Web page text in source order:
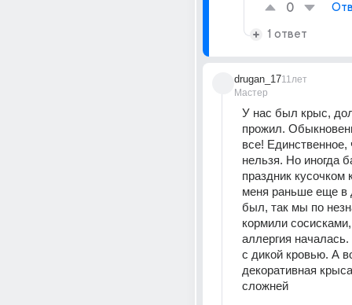
0
1 ответ
drugan_17
Мастер
11лет
У нас был крыс,
прожил.
все! Единственное,
нельзя. Но иногда
праздник кусочком
меня раньше еще в
был, так мы по
кормили
аллергия
с дикой кровью. А
декоративная
сложней